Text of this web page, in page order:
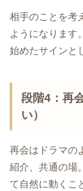
相手のことを考
ようになります
始めたサインと
段階4：再
い）
再会はドラマの
紹介、共通の場
て自然に動くこ